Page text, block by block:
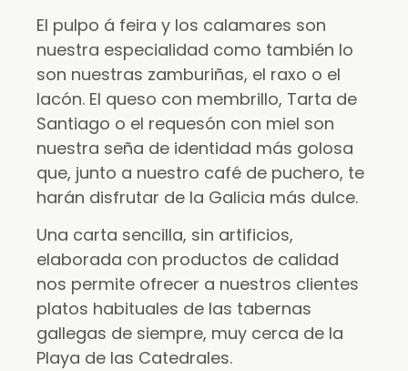
El pulpo á feira y los calamares son
nuestra especialidad como también lo
son nuestras zamburiñas, el raxo o el
lacón. El queso con membrillo, Tarta de
Santiago o el requesón con miel son
nuestra seña de identidad más golosa
que, junto a nuestro café de puchero, te
harán disfrutar de la Galicia más dulce.
Una carta sencilla, sin artificios,
elaborada con productos de calidad
nos permite ofrecer a nuestros clientes
platos habituales de las tabernas
gallegas de siempre, muy cerca de la
Playa de las Catedrales.